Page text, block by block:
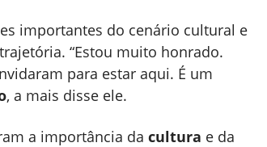
importantes do cenário cultural e
“Estou muito honrado.
para estar aqui. É um
, a mais disse ele.
a importância da cultura e da